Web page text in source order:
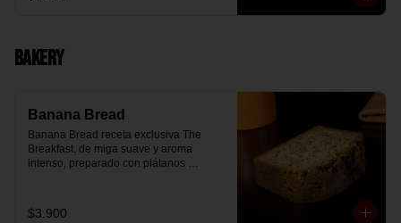
Bakery
Banana Bread
Banana Bread receta exclusiva The
Breakfast, de miga suave y aroma
intenso, preparado con plátanos
$3.900